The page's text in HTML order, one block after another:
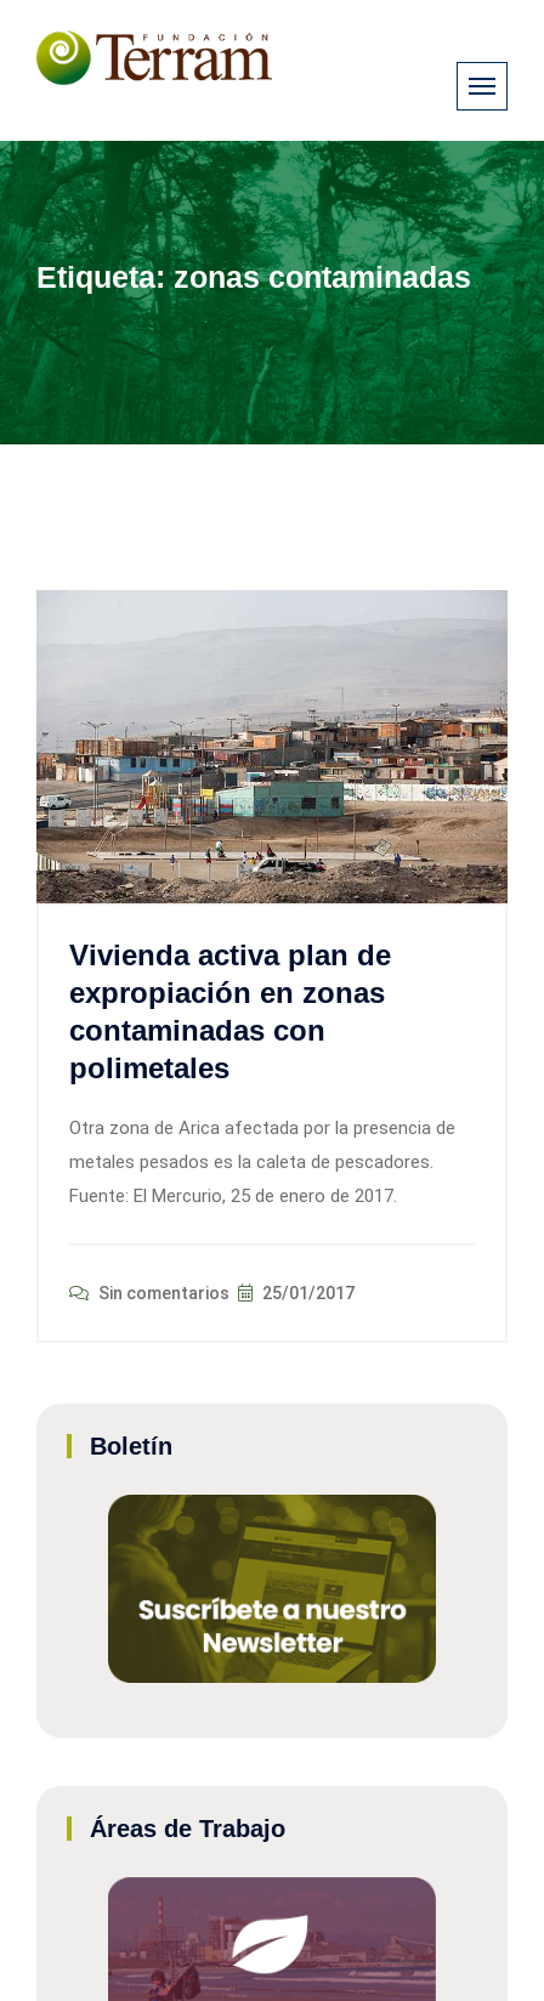
Etiqueta:zonas contaminadas
Vivienda activa plan de
expropiación en zonas
contaminadas con
polimetales
Otra zona de Arica afectada por la presencia de
metales pesados es la caleta de pescadores.
Fuente: El Mercurio, 25 de enero de 2017.
Sin comentarios 25/01/2017
Boletín
Áreas de Trabajo